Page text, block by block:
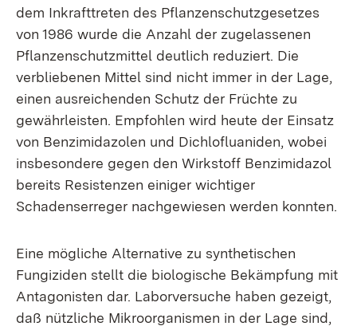
dem Inkrafttreten des Pflanzenschutzgesetzes
von 1986 wurde die Anzahl der zugelassenen
Pflanzenschutzmittel deutlich reduziert. Die
verbliebenen Mittel sind nicht immer in der Lage,
einen ausreichenden Schutz der Früchte zu
gewährleisten. Empfohlen wird heute der Einsatz
von Benzimidazolen und Dichlofluaniden, wobei
insbesondere gegen den Wirkstoff Benzimidazol
bereits Resistenzen einiger wichtiger
Schadenserreger nachgewiesen werden konnten.
Eine mögliche Alternative zu synthetischen
Fungiziden stellt die biologische Bekämpfung mit
Antagonisten dar. Laborversuche haben gezeigt,
daß nützliche Mikroorganismen in der Lage sind,